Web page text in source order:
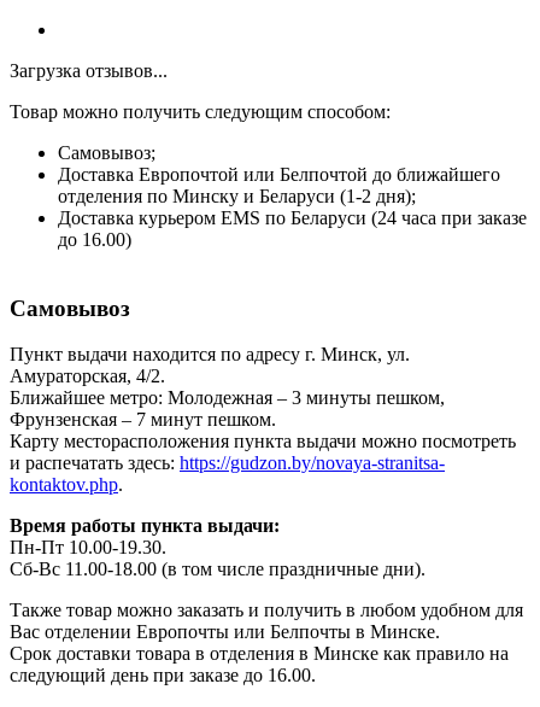
Загрузка отзывов...
Товар можно получить следующим способом:
Самовывоз;
Доставка Европочтой или Белпочтой до ближайшего
отделения по Минску и Беларуси (1-2 дня);
Доставка курьером EMS по Беларуси (24 часа при заказе
до 16.00)
Самовывоз
Пункт выдачи находится по адресу г. Минск, ул.
Амураторская, 4/2.
Ближайшее метро: Молодежная – 3 минуты пешком,
Фрунзенская – 7 минут пешком.
Карту месторасположения пункта выдачи можно посмотреть
и распечатать здесь: https://gudzon.by/novaya-stranitsa-
kontaktov.php.
Время работы пункта выдачи:
Пн-Пт 10.00-19.30.
Сб-Вс 11.00-18.00 (в том числе праздничные дни).
Также товар можно заказать и получить в любом удобном для
Вас отделении Европочты или Белпочты в Минске.
Срок доставки товара в отделения в Минске как правило на
следующий день при заказе до 16.00.